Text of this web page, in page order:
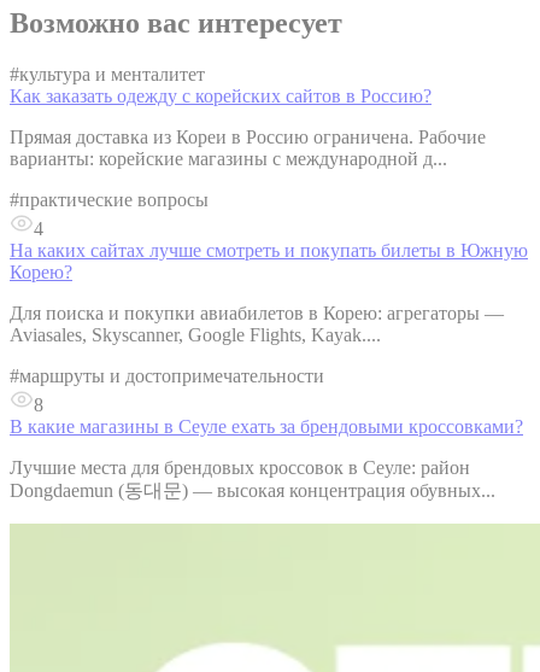
Возможно вас интересует
#культура и менталитет
Как заказать одежду с корейских сайтов в Россию?
Прямая доставка из Кореи в Россию ограничена. Рабочие
варианты: корейские магазины с международной д...
#практические вопросы
4
На каких сайтах лучше смотреть и покупать билеты в Южную
Корею?
Для поиска и покупки авиабилетов в Корею: агрегаторы —
Aviasales, Skyscanner, Google Flights, Kayak....
#маршруты и достопримечательности
8
В какие магазины в Сеуле ехать за брендовыми кроссовками?
Лучшие места для брендовых кроссовок в Сеуле: район
Dongdaemun (동대문) — высокая концентрация обувных...